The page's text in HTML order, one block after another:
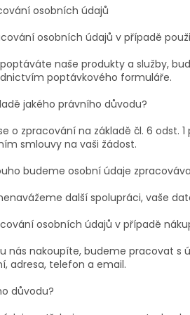
osobních údajů
osobních údajů v případě
naše produkty a služby,
poptávkového formuláře.
jakého právního důvodu?
o zpracování na základě čl. 6 odst.
smlouvy na vaši žádost.
budeme osobní údaje
další spolupráci, vaše
osobních údajů v případě
nás nakoupíte, budeme pracovat s
adresa, telefon a email.
důvodu?